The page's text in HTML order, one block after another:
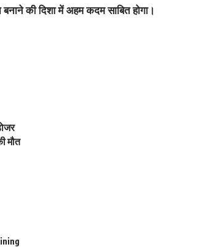
की दिशा में अहम कदम साबित होगा।
मौत